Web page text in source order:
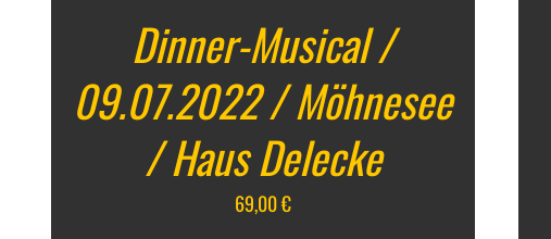
Dinner-Musical /
09.07.2022 / Möhnesee
/ Haus Delecke
69,00€